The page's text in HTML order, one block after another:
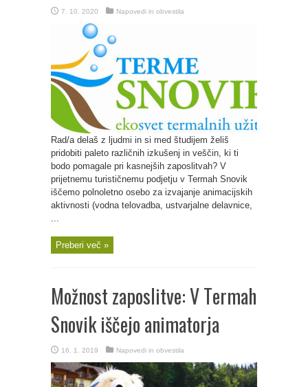
7. 10. 2020 Napovedi in obvestila
Rad/a delaš z ljudmi in si med študijem želiš
pridobiti paleto različnih izkušenj in veščin, ki ti
bodo pomagale pri kasnejših zaposlitvah? V
prijetnemu turističnemu podjetju v Termah Snovik
iščemo polnoletno osebo za izvajanje animacijskih
aktivnosti (vodna telovadba, ustvarjalne delavnice,
...
Preberi več »
Možnost zaposlitve: V Termah
Snovik iščejo animatorja
16. 1. 2019 Napovedi in obvestila